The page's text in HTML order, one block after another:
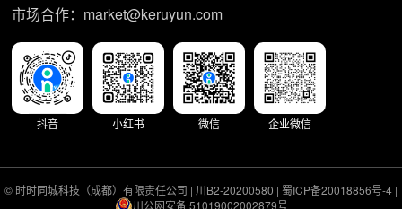
市场合作：market@keruyun.com
抖音 小红书 微信 企业微信
© 时时同城科技（成都）有限责任公司 | 川B2-20200580 | 蜀ICP备20018856号-4 |
川公网安备 51019002002879号